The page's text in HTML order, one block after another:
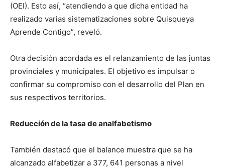
(OEI). Esto así, “atendiendo a que dicha entidad ha
realizado varias sistematizaciones sobre Quisqueya
Aprende Contigo”, reveló.
Otra decisión acordada es el relanzamiento de las juntas
provinciales y municipales. El objetivo es impulsar o
confirmar su compromiso con el desarrollo del Plan en
sus respectivos territorios.
Reducción de la tasa de analfabetismo
También destacó que el balance muestra que se ha
alcanzado alfabetizar a 377, 641 personas a nivel